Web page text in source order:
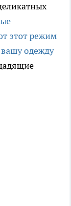
этот режим
вашу одежду